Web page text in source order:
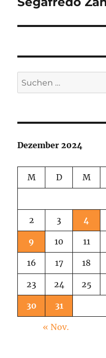
Suchen
nach:
Dezember 2024
M D M
2 3 4
9 10 11
16 17 18
23 24 25
30 31
« Nov.